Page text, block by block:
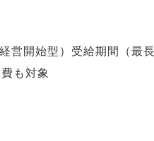
営開始型）受給期間（最長
も対象